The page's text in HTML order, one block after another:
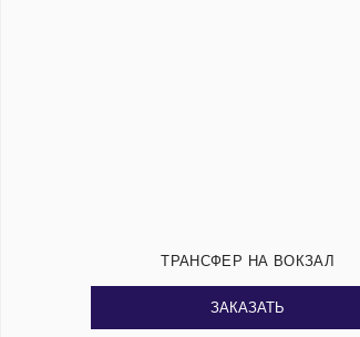
ТРАНСФЕР НА ВОКЗАЛ
ЗАКАЗАТЬ